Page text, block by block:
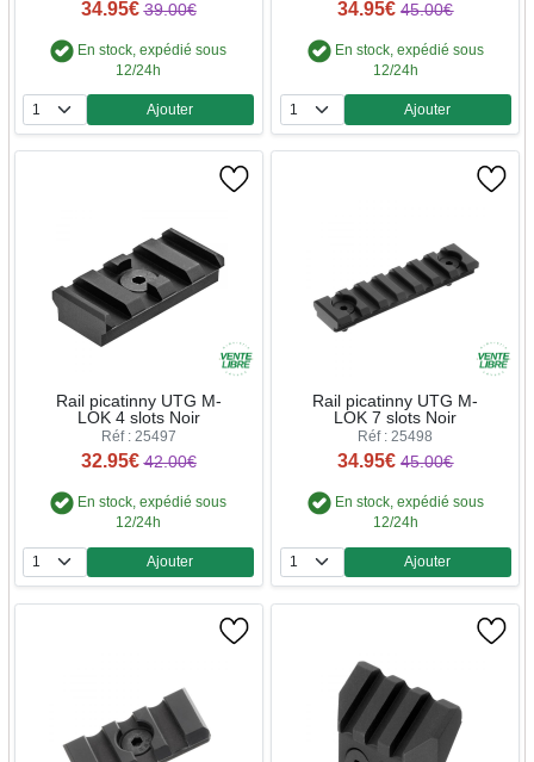
34.95€ 39.00€
En stock, expédié sous
12/24h
Quantité
Ajouter
34.95€ 45.00€
En stock, expédié sous
12/24h
Quantité
Ajouter
Rail picatinny UTG M-
LOK 4 slots Noir
Réf : 25497
32.95€ 42.00€
En stock, expédié sous
12/24h
Quantité
Ajouter
Rail picatinny UTG M-
LOK 7 slots Noir
Réf : 25498
34.95€ 45.00€
En stock, expédié sous
12/24h
Quantité
Ajouter